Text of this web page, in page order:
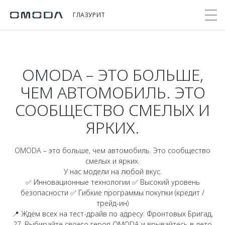
ГЛАЗУРИТ
Модели
от 2 299 000 ₽*
Покупателям
Выбор и покупка
Сравнить комплектации
Записаться на тест-драйв
Cпецпредложения
OMODA Лизинг
Кредит и страхование
Кредитные программы
Владельцам
Сервис
Записаться на сервис
Поддержка
Помощь на дороге
Гарантия
Дополнительная техническая поддержка
Руководства по эксплуатации
Мир OMODA
О бренде
Новости
Приложение O&J
Клуб владельцев OMODA
Бренд JAECOO
Правовая информация
OMODA – ЭТО БОЛЬШЕ,
ЧЕМ АВТОМОБИЛЬ. ЭТО
СООБЩЕСТВО СМЕЛЫХ И
ЯРКИХ.
OMODA – это больше, чем автомобиль. Это сообщество
смелых и ярких.
У нас модели на любой вкус.
✅ Инновационные технологии ✅ Высокий уровень
безопасности ✅ Гибкие программы покупки (кредит /
трейд-ин)
📍 Ждём всех на тест-драйв по адресу: Фронтовых Бригад,